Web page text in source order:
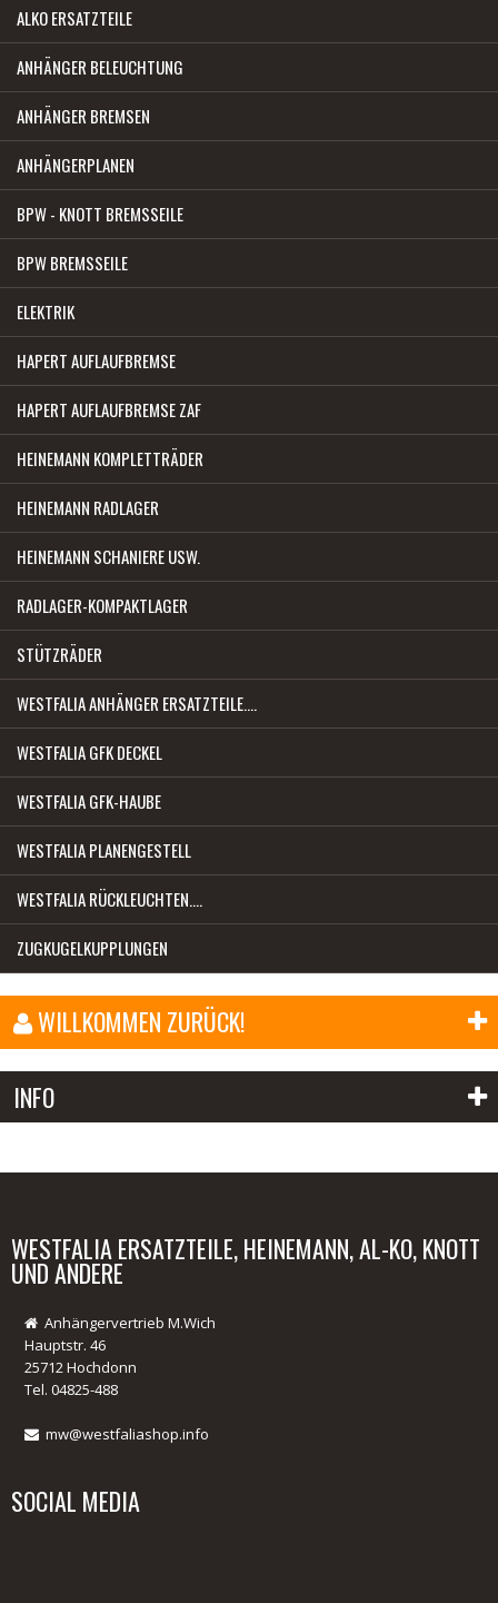
ALKO ERSATZTEILE
ANHÄNGER BELEUCHTUNG
ANHÄNGER BREMSEN
ANHÄNGERPLANEN
BPW - KNOTT BREMSSEILE
BPW BREMSSEILE
ELEKTRIK
HAPERT AUFLAUFBREMSE
HAPERT AUFLAUFBREMSE ZAF
HEINEMANN KOMPLETTRÄDER
HEINEMANN RADLAGER
HEINEMANN SCHANIERE USW.
RADLAGER-KOMPAKTLAGER
STÜTZRÄDER
WESTFALIA ANHÄNGER ERSATZTEILE....
WESTFALIA GFK DECKEL
WESTFALIA GFK-HAUBE
WESTFALIA PLANENGESTELL
WESTFALIA RÜCKLEUCHTEN....
ZUGKUGELKUPPLUNGEN
WILLKOMMEN ZURÜCK!
E-Mail-Adresse:
INFO
WESTFALIA ERSATZTEILE, HEINEMANN, AL-KO, KNOTT
UND ANDERE
Anhängervertrieb M.Wich
Hauptstr. 46
25712 Hochdonn
Tel. 04825-488
mw@westfaliashop.info
SOCIAL MEDIA